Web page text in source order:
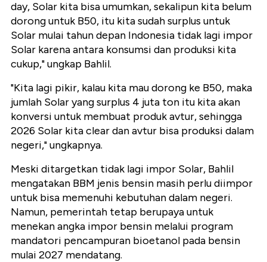
day, Solar kita bisa umumkan, sekalipun kita belum
dorong untuk B50, itu kita sudah surplus untuk
Solar mulai tahun depan Indonesia tidak lagi impor
Solar karena antara konsumsi dan produksi kita
cukup," ungkap Bahlil.
"Kita lagi pikir, kalau kita mau dorong ke B50, maka
jumlah Solar yang surplus 4 juta ton itu kita akan
konversi untuk membuat produk avtur, sehingga
2026 Solar kita clear dan avtur bisa produksi dalam
negeri," ungkapnya.
Meski ditargetkan tidak lagi impor Solar, Bahlil
mengatakan BBM jenis bensin masih perlu diimpor
untuk bisa memenuhi kebutuhan dalam negeri.
Namun, pemerintah tetap berupaya untuk
menekan angka impor bensin melalui program
mandatori pencampuran bioetanol pada bensin
mulai 2027 mendatang.